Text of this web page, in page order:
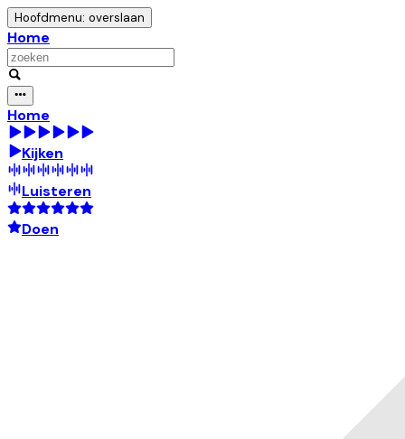
Hoofdmenu: overslaan
Home
Home
Kijken
Luisteren
Doen